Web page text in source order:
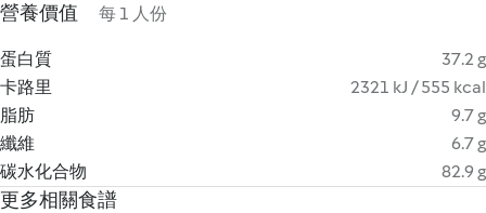
營養價值 每 1 人份
蛋白質
37.2 g
卡路里
2321 kJ / 555 kcal
脂肪
9.7 g
纖維
6.7 g
碳水化合物
82.9 g
更多相關食譜